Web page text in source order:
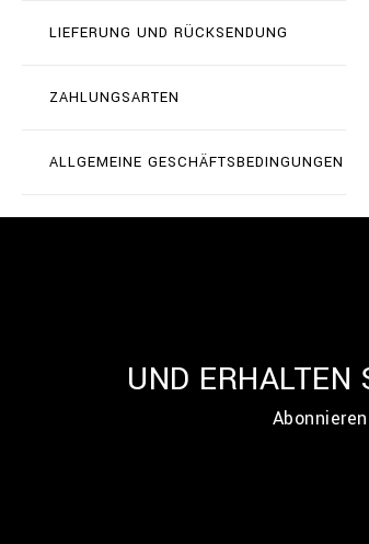
LIEFERUNG UND RÜCKSENDUNG
ZAHLUNGSARTEN
ALLGEMEINE GESCHÄFTSBEDINGUNGEN
UND